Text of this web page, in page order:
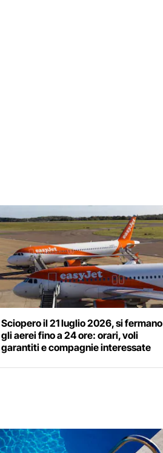
Sciopero il 21 luglio 2026, si fermano
gli aerei fino a 24 ore: orari, voli
garantiti e compagnie interessate